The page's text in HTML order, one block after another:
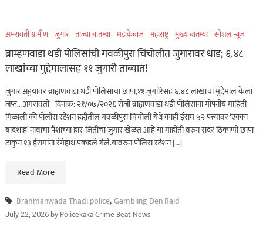
अमरावती ग्रामीण जुगार ताज्या बातम्या धडाकेबाज महाराष्ट्र मुख्य बातम्या स्पेशल न्यूज
ब्राम्हणवाडा थडी पोलिसांची गवळीपुरा चिंचोलीत जुगारावर धाड; ६.४८
लाखांच्या मुद्देमालासह ११ जुगारी ताब्यात!
जुगार अड्डयावर ब्राह्मणवाडा थडी पोलिसांचा छापा,११ जुगारिंसह ६.४८ लाखांचा मुद्देमाल केला
जप्त… अमरावती- दिनांक: २१/०७/२०२६ रोजी ब्राह्मणवाडा थडी पोलिसांना गोपनीय माहिती
मिळाली की पोलीस स्टेशन हद्दीतील गवळीपुरा चिंचोली येथे काही ईसम ५२ पत्त्यांवर ‘एक्का
बादशाह’ नावाचा पैशांच्या हार-जितीचा जुगार खेळत आहे या माहीती वरुन सदर ठिकाणी छापा
टाकुन १३ ईसमांना रंगेहाथ पकडले गेले.यावरुन पोलिस स्टेशन […]
Read More
Brahmanwada Thadi police,Gambling Den Raid
July 22, 2026byPolicekaka Crime Beat News